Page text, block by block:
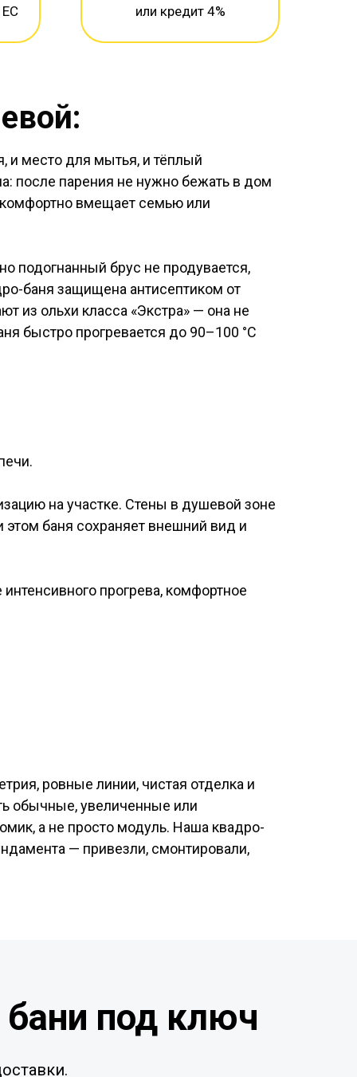
ЕС
или кредит 4%
и место для мытья, и тёплый
после парения не нужно бежать в дом
вмещает семью или
подогнанный брус не продувается,
баня защищена антисептиком от
из ольхи класса «Экстра» — она не
быстро прогревается до 90–100 °C
на участке. Стены в душевой зоне
баня сохраняет внешний вид и
прогрева, комфортное
ровные линии, чистая отделка и
обычные, увеличенные или
а не просто модуль. Наша квадро-
— привезли, смонтировали,
под ключ